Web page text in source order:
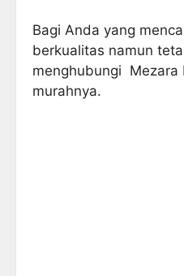
Bagi Anda yang
berkualitas namun
menghubungi Mezara
murahnya.